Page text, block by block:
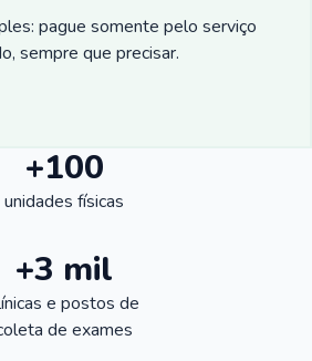
pague somente pelo serviço
sempre que precisar.
+100
unidades físicas
+3 mil
e postos de
de exames